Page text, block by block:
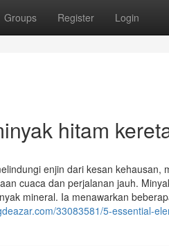
Groups Register Login
hitam
enjin dari kesan kehausan,
cuaca dan perjalanan jauh.
mineral. Ia menawarkan
33083581/5-essential-